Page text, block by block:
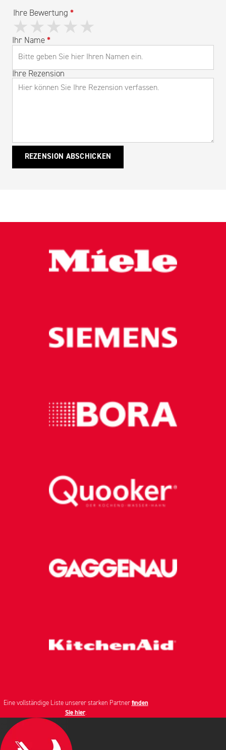
Ihre Bewertung *
★
★
★
★
★
Ihr Name *
Ihre Rezension
REZENSION ABSCHICKEN
Eine vollständige Liste unserer starken Partner finden
Sie hier.